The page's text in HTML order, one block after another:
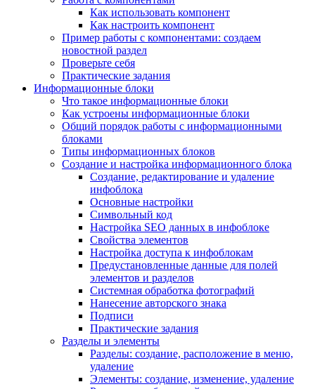
Как использовать компонент
Как настроить компонент
Пример работы с компонентами: создаем
новостной раздел
Проверьте себя
Практические задания
Информационные блоки
Что такое информационные блоки
Как устроены информационные блоки
Общий порядок работы с информационными
блоками
Типы информационных блоков
Создание и настройка информационного блока
Создание, редактирование и удаление
инфоблока
Основные настройки
Символьный код
Настройка SEO данных в инфоблоке
Свойства элементов
Настройка доступа к инфоблокам
Предустановленные данные для полей
элементов и разделов
Системная обработка фотографий
Нанесение авторского знака
Подписи
Практические задания
Разделы и элементы
Разделы: создание, расположение в меню,
удаление
Элементы: создание, изменение, удаление